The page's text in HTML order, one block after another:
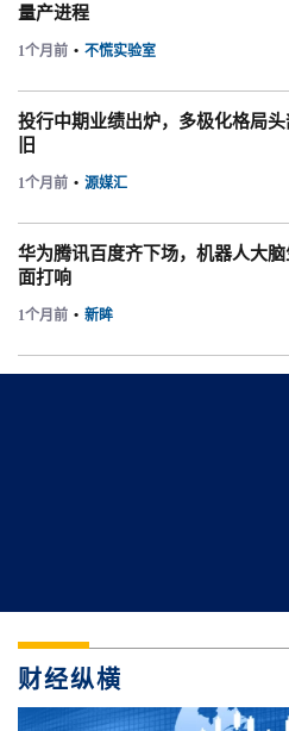
量产进程
1个月前 • 不慌实验室
投行中期业绩出炉，多极化格局
旧
1个月前 • 源媒汇
华为腾讯百度齐下场，机器人大
面打响
1个月前 • 新眸
财经纵横